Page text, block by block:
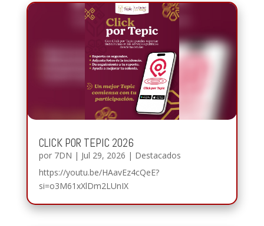
CLICK POR TEPIC 2026
por 7DN | Jul 29, 2026 | Destacados
https://youtu.be/HAavEz4cQeE?
si=o3M61xXlDm2LUnIX